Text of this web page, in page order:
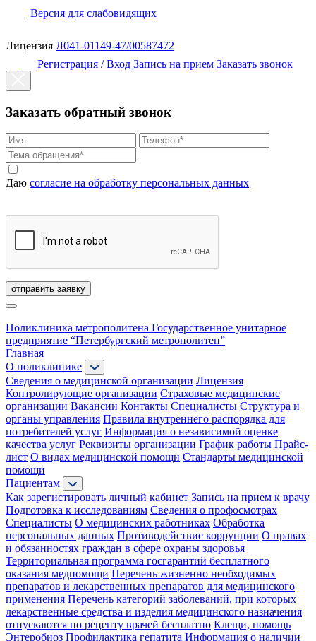
Версия для слабовидящих
Лицензия Л041-01149-47/00587472
Регистрация / Вход Запись на прием Заказать звонок
Заказать обратный звонок
Даю согласие на обработку персональных данных
отправить заявку
Поликлиника метрополитена Государственное унитарное
предприятие “Петербургский метрополитен”
Главная
О поликлинике
Сведения о медицинской организации Лицензия
Контролирующие организации Страховые медицинские
организации Вакансии Контакты Специалисты Структура и
органы управления Правила внутреннего распорядка для
потребителей услуг Информация о независимой оценке
качества услуг Реквизиты организации График работы Прайс-
лист О видах медицинской помощи Стандарты медицинской
помощи
Пациентам
Как зарегистировать личный кабинет Запись на прием к врачу
Подготовка к исследованиям Сведения о профосмотрах
Специалисты О медицинских работниках Обработка
персональных данных Противодействие коррупции О правах
и обязанностях граждан в сфере охраны здоровья
Территориальная программа госгарантий бесплатного
оказания медпомощи Перечень жизненно необходимых
препаратов и лекарственных препаратов для медицинского
применения Перечень категорий заболеваний, при которых
лекарственные средства и изделия медицинского назначения
отпускаются по рецепту врачей бесплатно Клещи, помощь
Энтеробиоз Профилактика гепатита Информация о наличии